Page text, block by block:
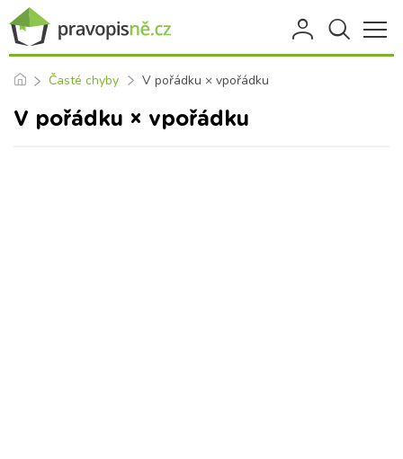
Časté chyby V pořádku × vpořádku
V pořádku × vpořádku